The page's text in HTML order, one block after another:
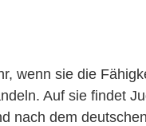
wenn sie die
Auf sie findet
nach dem